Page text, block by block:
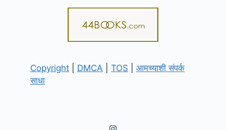
Copyright DMCA TOS
आमच्याशी संपर्क
साधा